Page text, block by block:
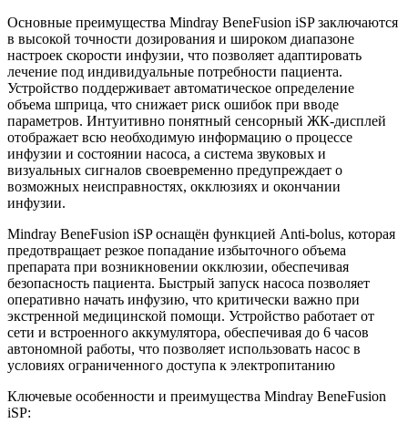
Основные преимущества Mindray BeneFusion iSP заключаются
в высокой точности дозирования и широком диапазоне
настроек скорости инфузии, что позволяет адаптировать
лечение под индивидуальные потребности пациента.
Устройство поддерживает автоматическое определение
объема шприца, что снижает риск ошибок при вводе
параметров. Интуитивно понятный сенсорный ЖК-дисплей
отображает всю необходимую информацию о процессе
инфузии и состоянии насоса, а система звуковых и
визуальных сигналов своевременно предупреждает о
возможных неисправностях, окклюзиях и окончании
инфузии.
Mindray BeneFusion iSP оснащён функцией Anti-bolus, которая
предотвращает резкое попадание избыточного объема
препарата при возникновении окклюзии, обеспечивая
безопасность пациента. Быстрый запуск насоса позволяет
оперативно начать инфузию, что критически важно при
экстренной медицинской помощи. Устройство работает от
сети и встроенного аккумулятора, обеспечивая до 6 часов
автономной работы, что позволяет использовать насос в
условиях ограниченного доступа к электропитанию
Ключевые особенности и преимущества Mindray BeneFusion
iSP: